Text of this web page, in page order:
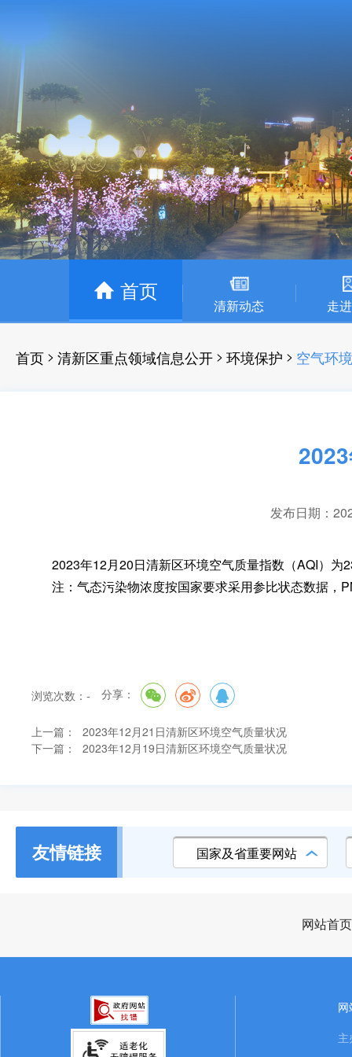
首页
清新动态 走
首页 > 清新区重点领域信息公开 > 环境保护 > 空气环
发布日期：
2023年12月20日清新区环境空气质量指数（AQI）为
注：气态污染物浓度按国家要求采用参比状态数据 ，
浏览次数： - 分享：
上一篇：
2023年12月21日清新区环境空气质量状况
下一篇：
2023年12月19日清新区环境空气质量状况
友情链接 国家及省重要网站
网站首页